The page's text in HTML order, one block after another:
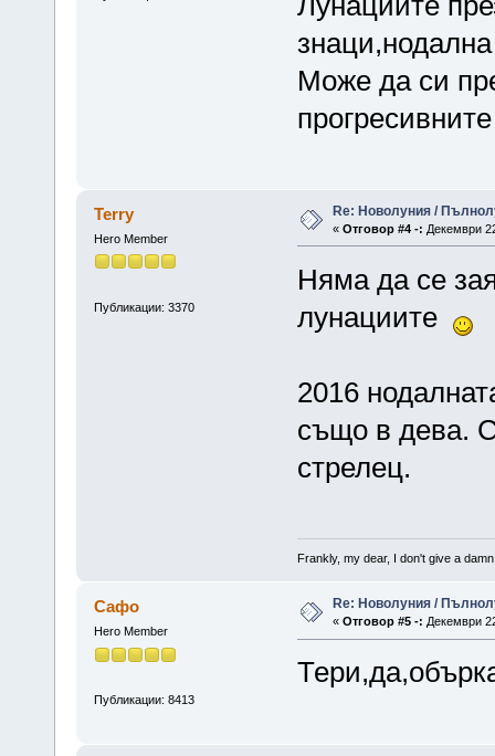
Може да си
Terry
Hero Member
Публикации: 3370
Re: Новолуния /
« Отговор #4 -: Декември
Няма да се
лунациите
2016
също в дева.
стрелец.
Frankly, my dear, I don't give a
Сафо
Hero Member
Публикации: 8413
Re: Новолуния /
« Отговор #5 -: Декември